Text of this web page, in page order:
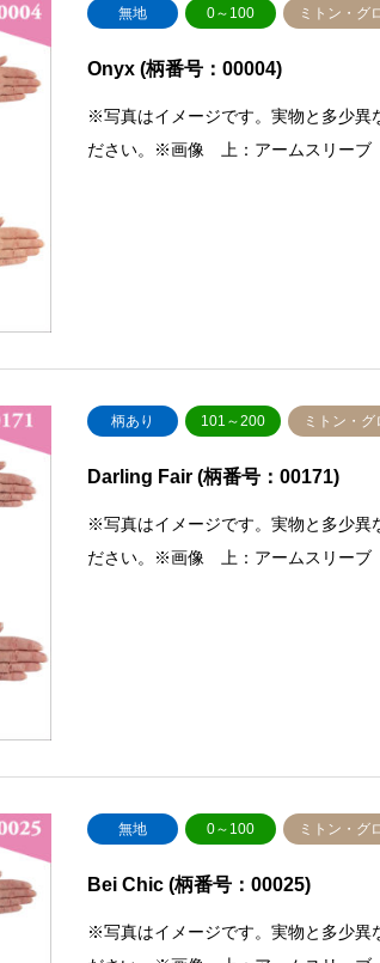
無地 0～100 ミトン・グ
Onyx (柄番号：00004)
※写真はイメージです。実物と多少異
ださい。※画像 上：アームスリーブ
柄あり 101～200 ミトン・
Darling Fair (柄番号：00171)
※写真はイメージです。実物と多少異
ださい。※画像 上：アームスリーブ
無地 0～100 ミトン・グ
Bei Chic (柄番号：00025)
※写真はイメージです。実物と多少異